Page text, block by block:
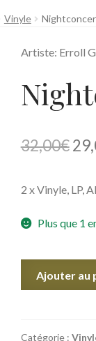
Vinyle
Artiste: Erroll
32,00€Le
2 x Vinyle, LP,
Plus que 1
Ajouter au
Catégorie :